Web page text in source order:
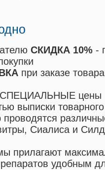
СКИДКА 10% -
при заказе
СПЕЦИАЛЬНЫЕ цены
выписки
проводятся
Сиалиса и
прилагают
удобным